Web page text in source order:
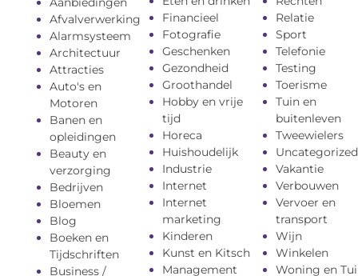
Afvalverwerking
Alarmsysteem
Architectuur
Attracties
Auto's en
Motoren
Banen en
opleidingen
Beauty en
verzorging
Bedrijven
Bloemen
Blog
Boeken en
Tijdschriften
Business /
Financieel
Fotografie
Geschenken
Gezondheid
Groothandel
Hobby en vrije
tijd
Horeca
Huishoudelijk
Industrie
Internet
Internet
marketing
Kinderen
Kunst en Kitsch
Management
Relatie
Sport
Telefonie
Testing
Toerisme
Tuin en
buitenleven
Tweewielers
Uncategorized
Vakantie
Verbouwen
Vervoer en
transport
Wijn
Winkelen
Woning en